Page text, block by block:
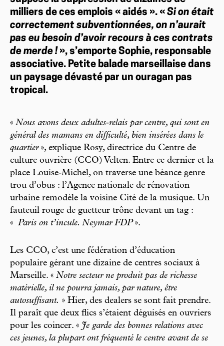
milliers de ces emplois « aidés ». « Si on était
correctement subventionnées, on n’aurait
pas eu besoin d’avoir recours à ces contrats
de merde ! », s’emporte Sophie, responsable
associative. Petite balade marseillaise dans
un paysage dévasté par un ouragan pas
tropical.
« Nous avons deux adultes‑­relais par centre, qui sont en
général des mamans en difficulté, bien insérées dans le
quartier», explique Rosy, directrice du Centre de
culture ouvrière (CCO) Velten. Entre ce dernier et la
place Louise‑­Michel, on traverse une béance genre
trou d’obus : l’Agence nationale de rénovation
urbaine remodèle la voisine Cité de la musique. Un
fauteuil rouge de guetteur trône devant un tag :
« Paris on t’incule. Neymar FDP».
Les CCO, c’est une fédération d’éducation
populaire gérant une dizaine de centres sociaux à
Marseille. « Notre secteur ne produit pas de richesse
matérielle, il ne pourra jamais, par nature, être
autosuffisant. » Hier, des dealers se sont fait prendre.
Il paraît que deux flics s’étaient déguisés en ouvriers
pour les coincer. « Je garde des bonnes relations avec
ces jeunes, la plupart ont fréquenté le centre avant de se